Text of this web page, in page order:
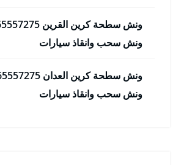
ونش سطحة كرين القرين
ونش سحب وانقاذ سيارات
ونش سطحة كرين العدان
ونش سحب وانقاذ سيارات